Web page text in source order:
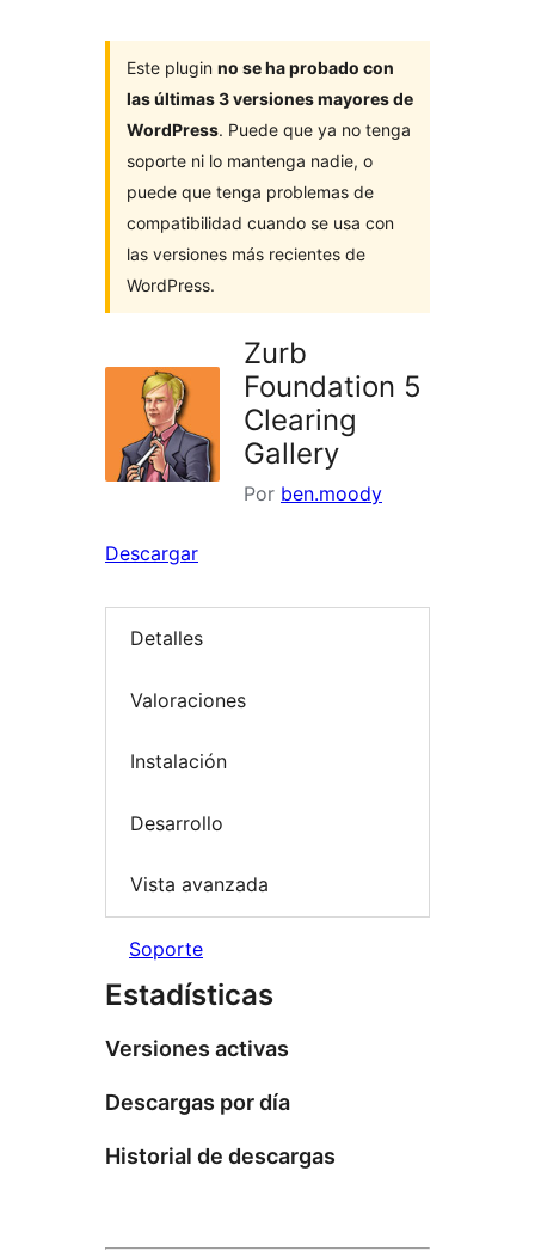
Este plugin no se ha probado con
las últimas 3 versiones mayores de
WordPress. Puede que ya no tenga
soporte ni lo mantenga nadie, o
puede que tenga problemas de
compatibilidad cuando se usa con
las versiones más recientes de
WordPress.
Zurb
Foundation 5
Clearing
Gallery
Por ben.moody
Descargar
Detalles
Valoraciones
Instalación
Desarrollo
Vista avanzada
Soporte
Estadísticas
Versiones activas
Descargas por día
Historial de descargas